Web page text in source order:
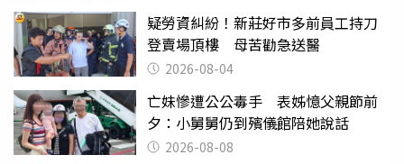
疑勞資糾紛！新莊好市多前員工持刀
登賣場頂樓 母苦勸急送醫
2026-08-04
亡妹慘遭公公毒手 表姊憶父親節前
夕：小舅舅仍到殯儀館陪她說話
2026-08-08